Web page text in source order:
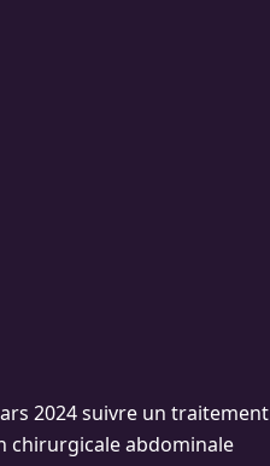
2024 suivre un traitement
chirurgicale abdominale